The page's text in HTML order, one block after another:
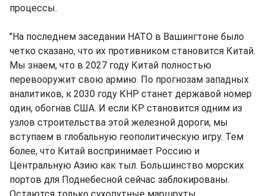
процессы.
"На последнем заседании НАТО в Вашингтоне было
четко сказано, что их противником становится Китай.
Мы знаем, что в 2027 году Китай полностью
перевооружит свою армию. По прогнозам западных
аналитиков, к 2030 году КНР станет державой номер
один, обогнав США. И если КР становится одним из
узлов строительства этой железной дороги, мы
вступаем в глобальную геополитическую игру. Тем
более, что Китай воспринимает Россию и
Центральную Азию как тыл. Большинство морских
портов для Поднебесной сейчас заблокированы.